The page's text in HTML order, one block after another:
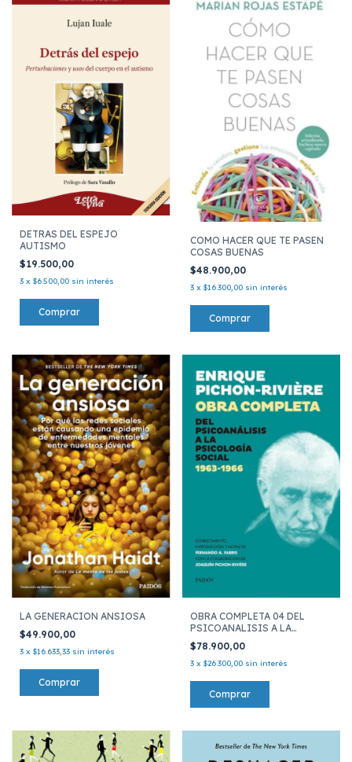
DETRAS DEL ESPEJO
AUTISMO
$19.500,00
3 x $6.500,00 sin interés
COMO HACER QUE TE PASEN
COSAS BUENAS
$48.900,00
3 x $16.300,00 sin interés
LA GENERACION ANSIOSA
$49.900,00
3 x $16.633,33 sin interés
OBRA COMPLETA 04 DEL
PSICOANALISIS A LA
PSICOLOGIA
$78.900,00
3 x $26.300,00 sin interés